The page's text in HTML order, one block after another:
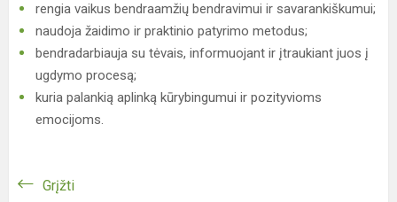
rengia vaikus bendraamžių bendravimui ir savarankiškumui;
naudoja žaidimo ir praktinio patyrimo metodus;
bendradarbiauja su tėvais, informuojant ir įtraukiant juos į
ugdymo procesą;
kuria palankią aplinką kūrybingumui ir pozityvioms
emocijoms.
Grįžti